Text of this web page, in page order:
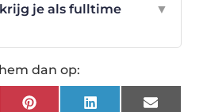
je als fulltime
▼
dan op:
PinterestLinkedInEmail